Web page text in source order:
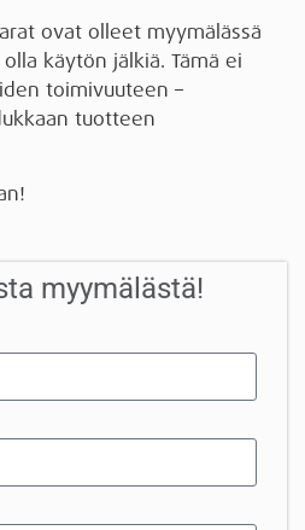
ovat olleet myymälässä
käytön jälkiä. Tämä ei
toimivuuteen –
tuotteen
myymälästä!